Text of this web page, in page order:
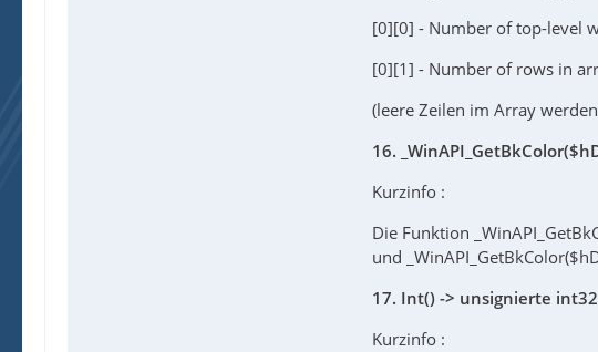
[0][0] - Number of top-level
[0][1] - Number of rows in
(leere Zeilen im Array
16.
Kurzinfo :
Die Funktion
und
17. Int() -> unsignierte
Kurzinfo :